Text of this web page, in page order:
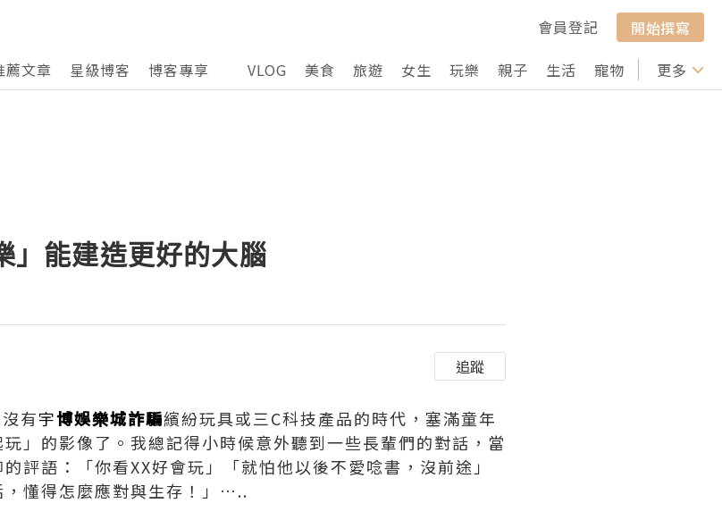
會員登記
開始撰寫
薦文章 星級博客 博客專享 VLOG 美食 旅遊 女生 玩樂 親子 生活 寵物 行山 打卡
更多
」能建造更好的大腦
追蹤
有宇博娛樂城詐騙繽紛玩具或三C科技產品的時代，塞滿童年
」的影像了。我總記得小時候意外聽到一些長輩們的對話，當
評語：「你看XX好會玩」「就怕他以後不愛唸書，沒前途」
，懂得怎麼應對與生存！」…..